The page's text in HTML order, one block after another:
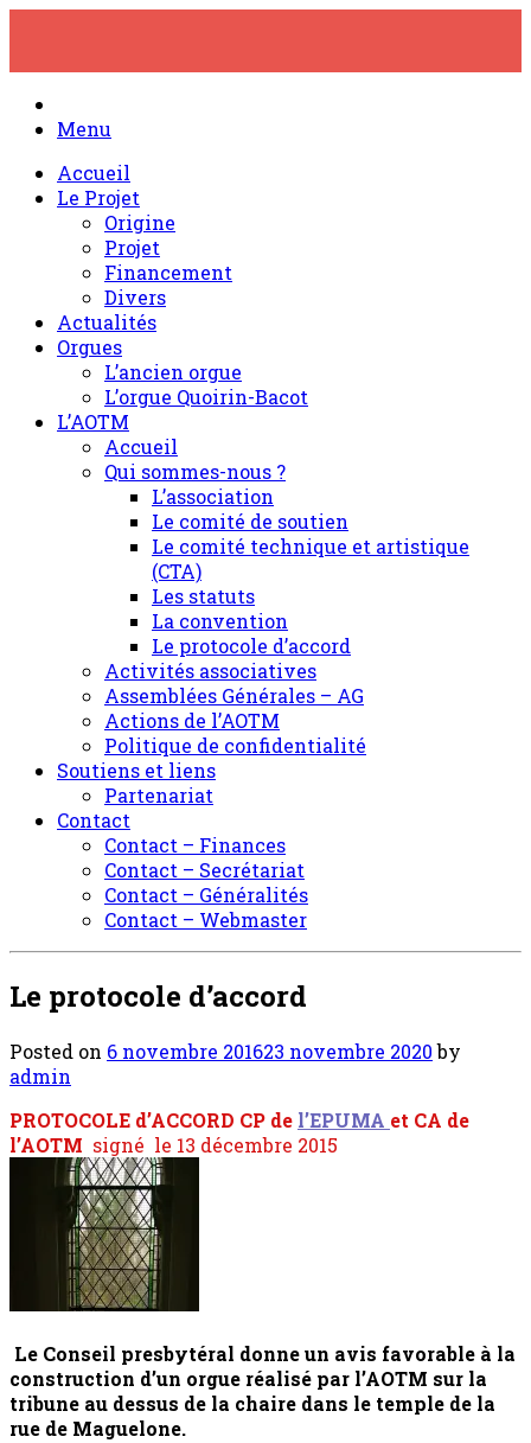
content
Menu
Accueil
Le Projet
Origine
Projet
Financement
Divers
Actualités
Orgues
L’ancien orgue
L’orgue Quoirin-Bacot
L’AOTM
Accueil
Qui sommes-nous ?
L’association
Le comité de soutien
Le comité technique et artistique
(CTA)
Les statuts
La convention
Le protocole d’accord
Activités associatives
Assemblées Générales – AG
Actions de l’AOTM
Politique de confidentialité
Soutiens et liens
Partenariat
Contact
Contact – Finances
Contact – Secrétariat
Contact – Généralités
Contact – Webmaster
Le protocole d’accord
Posted on 6 novembre 201623 novembre 2020by
admin
PROTOCOLE d’ACCORD CP de l’EPUMA et CA de
l’AOTM signé le 13 décembre 2015
Le Conseil presbytéral donne un avis favorable à la
construction d’un orgue réalisé par l’AOTM sur la
tribune au dessus de la chaire dans le temple de la
rue de Maguelone.